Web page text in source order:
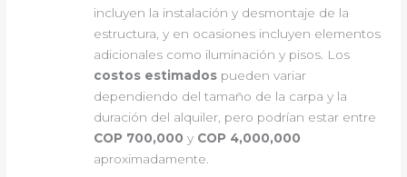
incluyen la instalación y desmontaje de la
estructura, y en ocasiones incluyen elementos
adicionales como iluminación y pisos. Los
costos estimados pueden variar
dependiendo del tamaño de la carpa y la
duración del alquiler, pero podrían estar entre
COP 700,000 y COP 4,000,000
aproximadamente.